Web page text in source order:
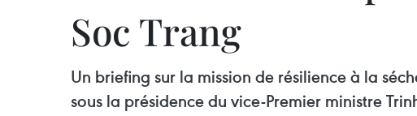
Soc Trang
Un briefing sur la mission de résilience à la
sous la présidence du vice-Premier ministre